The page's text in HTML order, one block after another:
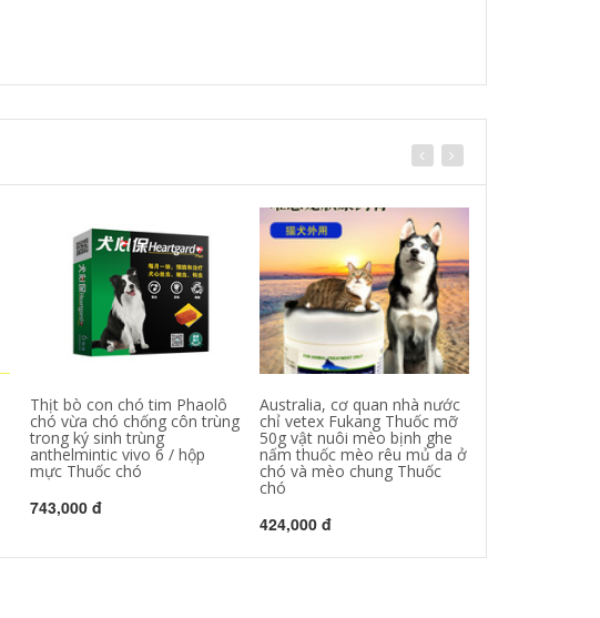
Thịt bò con chó tim Phaolô
chó vừa chó chống côn trùng
trong ký sinh trùng
anthelmintic vivo 6 / hộp
mực Thuốc chó
743,000 đ
Australia, cơ quan nhà nước
chỉ vetex Fukang Thuốc mỡ
50g vật nuôi mèo bịnh ghe
nấm thuốc mèo rêu mủ da ở
chó và mèo chung Thuốc
chó
424,000 đ